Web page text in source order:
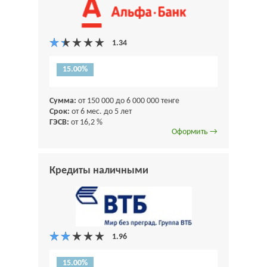
15.00%
Сумма: от 150 000 до 6 000 000 тенге
Срок: от 6 мес. до 5 лет
ГЭСВ: от 16,2 %
Оформить →
Кредиты наличными
15.00%